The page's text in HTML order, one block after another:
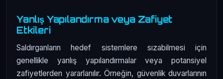
Yanlış Yapılandırma veya Zafiyet
Etkileri
Saldırganların hedef sistemlere sızabilmesi için
genellikle yanlış yapılandırmalar veya potansiyel
zafiyetlerden yararlanılır. Örneğin, güvenlik duvarlarının